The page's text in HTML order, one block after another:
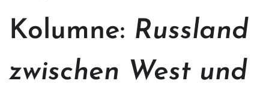
Kolumne: Russland
zwischen West und